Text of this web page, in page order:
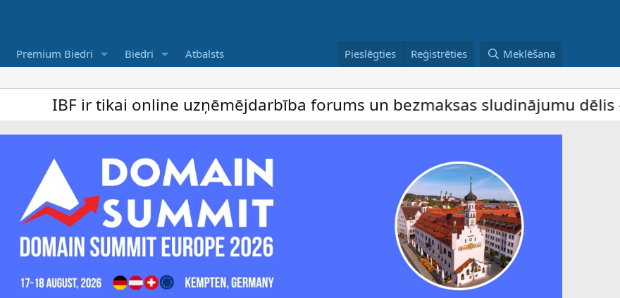
Premium Biedri Biedri Atbalsts Pieslēgties Reģistrēties Meklēšana
ir tikai online uzņēmējdarbība forums un bezmaksas sludinājumu dēlis –